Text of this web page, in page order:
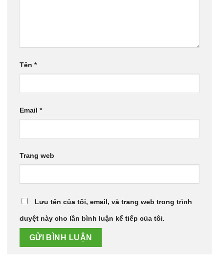
Tên *
Email *
Trang web
Lưu tên của tôi, email, và trang web trong trình
duyệt này cho lần bình luận kế tiếp của tôi.